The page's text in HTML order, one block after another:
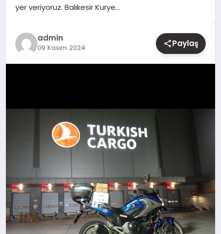
yer veriyoruz. Balıkesir Kurye…
admin
09 Kasım 2024 Paylaş